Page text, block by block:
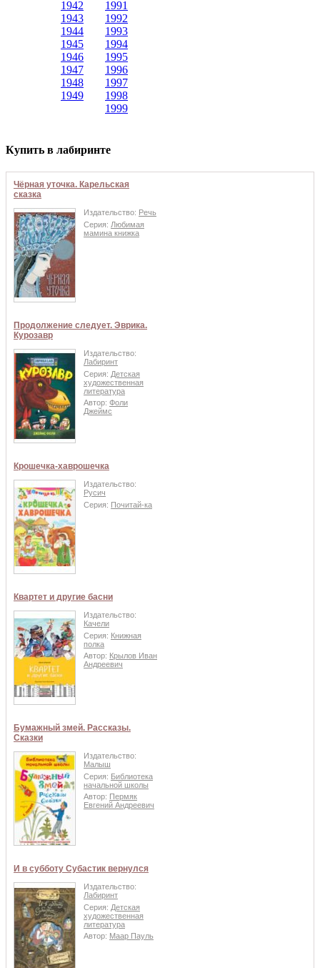
1942
1943
1944
1945
1946
1947
1948
1949
1991
1992
1993
1994
1995
1996
1997
1998
1999
Купить в лабиринте
Чёрная уточка. Карельская
сказка
Издательство: Речь
Серия: Любимая
мамина книжка
Продолжение следует. Эврика.
Курозавр
Издательство:
Лабиринт
Серия: Детская
художественная
литература
Автор: Фоли
Джеймс
Крошечка-хаврошечка
Издательство:
Русич
Серия: Почитай-ка
Квартет и другие басни
Издательство:
Качели
Серия: Книжная
полка
Автор: Крылов Иван
Андреевич
Бумажный змей. Рассказы.
Сказки
Издательство:
Малыш
Серия: Библиотека
начальной школы
Автор: Пермяк
Евгений Андреевич
И в субботу Субастик вернулся
Издательство:
Лабиринт
Серия: Детская
художественная
литература
Автор: Маар Пауль